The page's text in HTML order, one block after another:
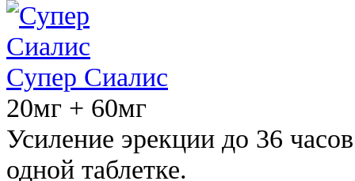
Супер Сиалис
20мг + 60мг
Усиление эрекции до 36
одной таблетке.